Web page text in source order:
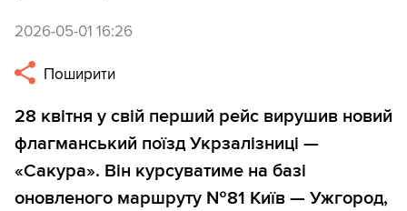
2026-05-01 16:26
Поширити
28 квітня у свій перший рейс вирушив новий
флагманський поїзд Укрзалізниці —
«Сакура». Він курсуватиме на базі
оновленого маршруту №81 Київ — Ужгород,